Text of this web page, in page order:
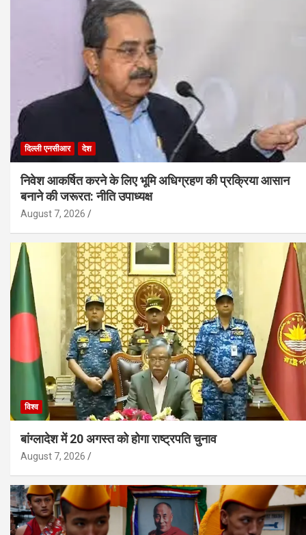
दिल्ली एनसीआर देश
निवेश आकर्षित करने के लिए भूमि अधिग्रहण की प्रक्रिया आसान
बनाने की जरूरत: नीति उपाध्यक्ष
August 7, 2026
विश्व
बांग्लादेश में 20 अगस्त को होगा राष्ट्रपति चुनाव
August 7, 2026